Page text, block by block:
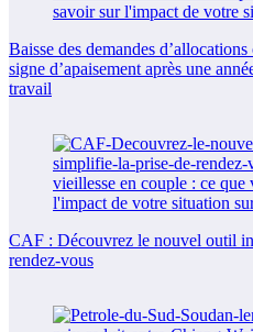
Baisse des demandes
signe d’apaisement après une
travail
CAF : Découvrez le nouvel outil
rendez-vous